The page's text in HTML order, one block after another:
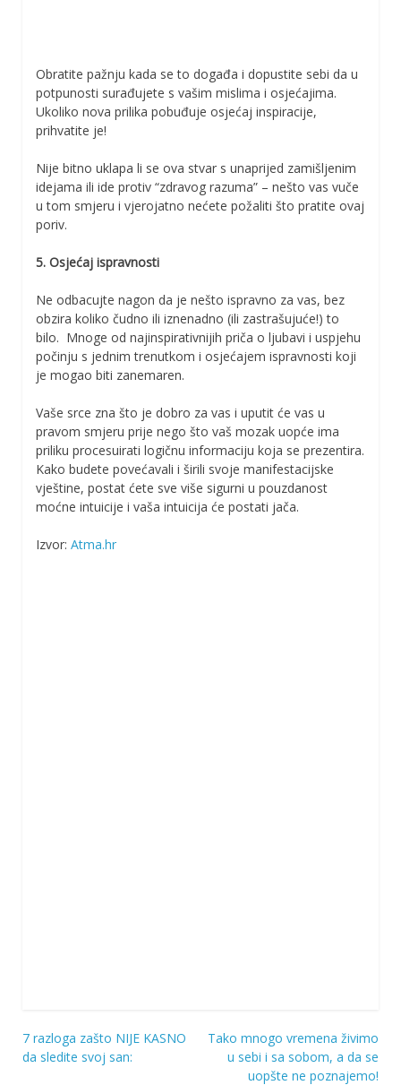
Obratite pažnju kada se to događa i dopustite sebi da u
potpunosti surađujete s vašim mislima i osjećajima.
Ukoliko nova prilika pobuđuje osjećaj inspiracije,
prihvatite je!
Nije bitno uklapa li se ova stvar s unaprijed zamišljenim
idejama ili ide protiv “zdravog razuma” – nešto vas vuče
u tom smjeru i vjerojatno nećete požaliti što pratite ovaj
poriv.
5. Osjećaj ispravnosti
Ne odbacujte nagon da je nešto ispravno za vas, bez
obzira koliko čudno ili iznenadno (ili zastrašujuće!) to
bilo. Mnoge od najinspirativnijih priča o ljubavi i uspjehu
počinju s jednim trenutkom i osjećajem ispravnosti koji
je mogao biti zanemaren.
Vaše srce zna što je dobro za vas i uputit će vas u
pravom smjeru prije nego što vaš mozak uopće ima
priliku procesuirati logičnu informaciju koja se prezentira.
Kako budete povećavali i širili svoje manifestacijske
vještine, postat ćete sve više sigurni u pouzdanost
moćne intuicije i vaša intuicija će postati jača.
Izvor: Atma.hr
Navigacija
7 razloga zašto NIJE KASNO
da sledite svoj san:
Tako mnogo vremena živimo
u sebi i sa sobom, a da se
uopšte ne poznajemo!